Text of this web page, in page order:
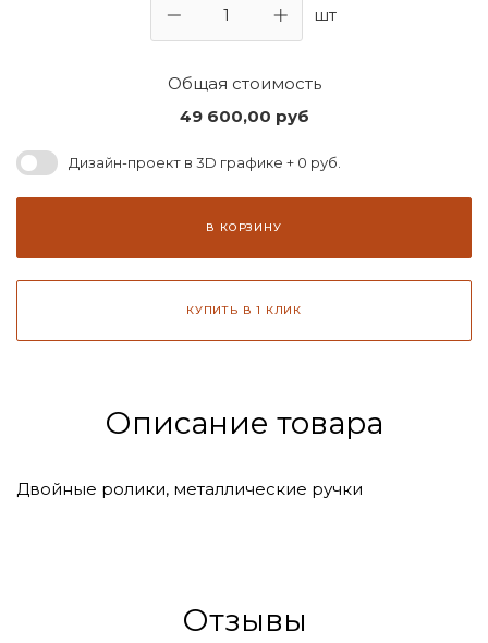
шт
Общая стоимость
49 600,00 руб
Дизайн-проект в 3D графике + 0 руб.
В КОРЗИНУ
КУПИТЬ В 1 КЛИК
Описание товара
Двойные ролики, металлические ручки
Отзывы